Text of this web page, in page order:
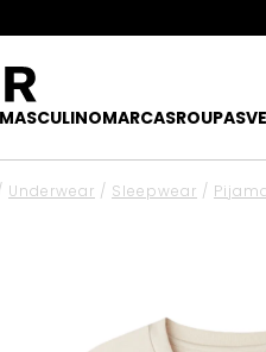
MASCULINOMARCASROUPAS
Underwear / Sleepwear /